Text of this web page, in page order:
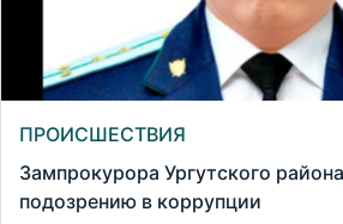
ПРОИСШЕСТВИЯ
Зампрокурора Ургутского
подозрению в коррупции